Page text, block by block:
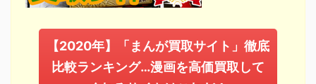
【2020年】「まんが買取サイト」徹底
比較ランキング…漫画を高価買取して